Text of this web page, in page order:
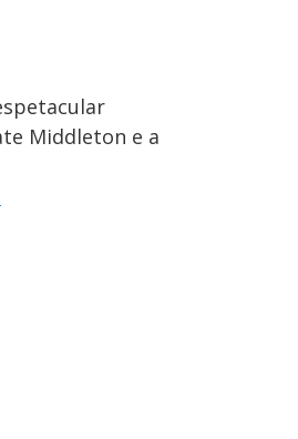
Middleton e a